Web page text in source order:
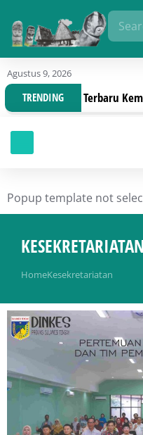
Agustus 9, 2026
TRENDING
Terbaru Kementerian
Popup template not
KESEKRETARIATAN
You are here:
HomeKesekretariatan